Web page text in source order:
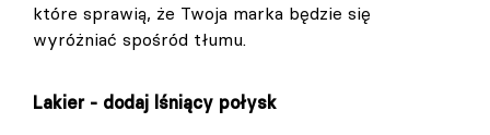
które sprawią, że Twoja marka będzie się
wyróżniać spośród tłumu.
Lakier - dodaj lśniący połysk